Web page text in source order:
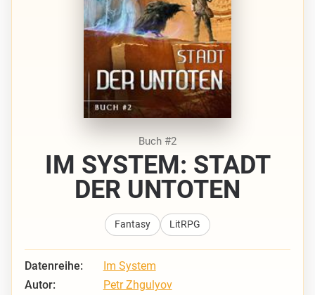
Buch #2
IM SYSTEM: STADT
DER UNTOTEN
Fantasy LitRPG
Datenreihe:
Im System
Autor:
Petr Zhgulyov